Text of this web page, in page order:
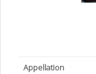
Appellation